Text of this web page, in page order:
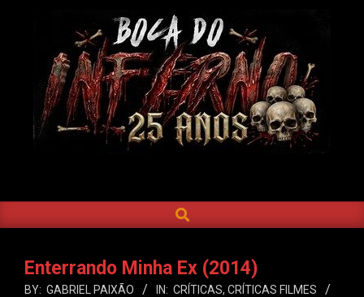
DO
INFERNO
Navigation
SEARCH
Enterrando Minha Ex (2014)
BY: GABRIEL PAIXÃO IN: CRÍTICAS, CRÍTICAS FILMES